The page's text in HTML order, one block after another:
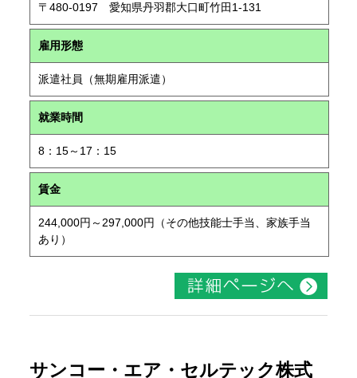
〒480-0197 愛知県丹羽郡大口町竹田1-131
雇用形態
派遣社員（無期雇用派遣）
就業時間
8：15～17：15
賃金
244,000円～297,000円（その他技能士手当、家族手当
あり）
サンコー・エア・セルテック株式